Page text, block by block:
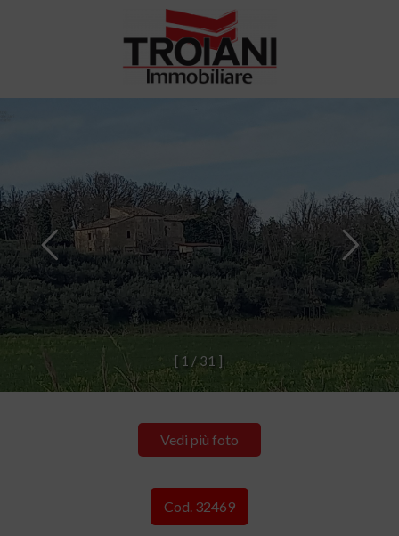
[ 1 / 31 ]
Vedi più foto
Cod. 32469